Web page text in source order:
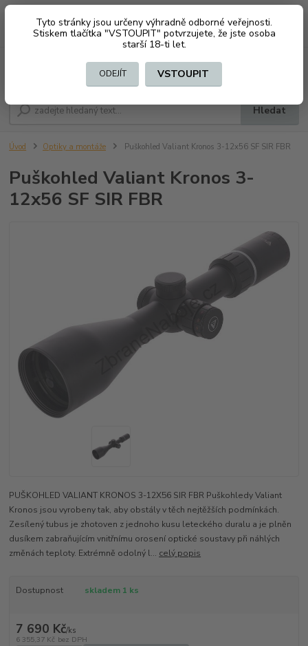
Tyto stránky jsou určeny výhradně odborné veřejnosti.
Stiskem tlačítka "VSTOUPIT" potvrzujete, že jste osoba
starší 18-ti let.
ODEJÍT VSTOUPIT
CZK
Hledat
+420 603794370 za0 Kč
Úvod Optiky a montáže Puškohled Valiant Kronos 3-12x56 SF SIR FBR
Puškohled Valiant Kronos 3-
12x56 SF SIR FBR
PUŠKOHLED VALIANT KRONOS 3-12X56 SIR FBR Puškohledy Valiant
Kronos jsou vyrobeny tak, aby obstály v těch nejtěžších podmínkách.
Zesílený tubus je zhotoven z jednoho kusu leteckého duralu a je plněn
dusíkem zabraňujícím vnitřnímu orosení optické soustavy při náhlých
změnách teploty. Extrémně odolný l... celý popis
Dostupnost skladem 1 ks
7 690 Kč/ks
6 355,37 Kč bez DPH